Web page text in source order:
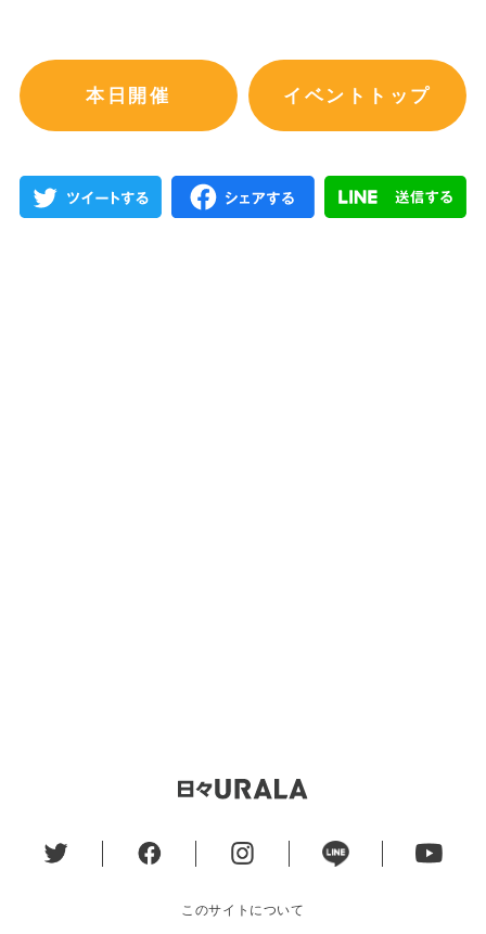
本日開催 イベントトップ
このサイトについて